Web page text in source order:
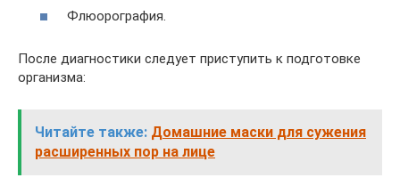
Флюорография.
После диагностики следует приступить к подготовке
организма:
Читайте также: Домашние маски для сужения
расширенных пор на лице